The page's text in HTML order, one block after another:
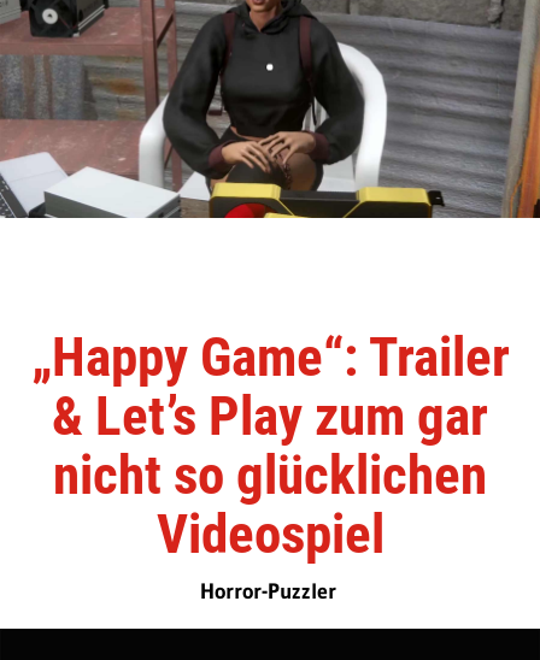
„Happy Game“: Trailer
& Let’s Play zum gar
nicht so glücklichen
Videospiel
Horror-Puzzler